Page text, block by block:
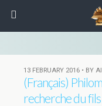
13 FEBRUARY 2016 • BY AI
(Français)
recherche du